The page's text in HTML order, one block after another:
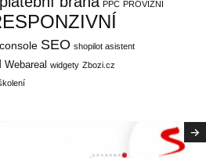
PPC PROVIZNÍ
SEO shopilot asistent
Webareal widgety Zbozi.cz